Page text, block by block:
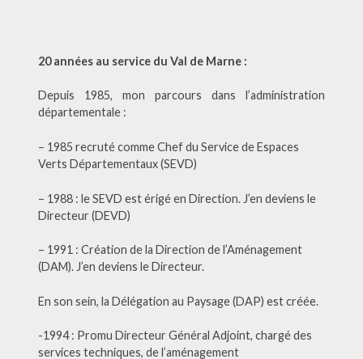
20 années au service du Val de Marne :
Depuis 1985, mon parcours dans l’administration
départementale :
– 1985 recruté comme Chef du Service de Espaces
Verts Départementaux (SEVD)
– 1988 : le SEVD est érigé en Direction. J’en deviens le
Directeur (DEVD)
– 1991 : Création de la Direction de l’Aménagement
(DAM). J’en deviens le Directeur.
En son sein, la Délégation au Paysage (DAP) est créée.
-1994 : Promu Directeur Général Adjoint, chargé des
services techniques, de l’aménagement